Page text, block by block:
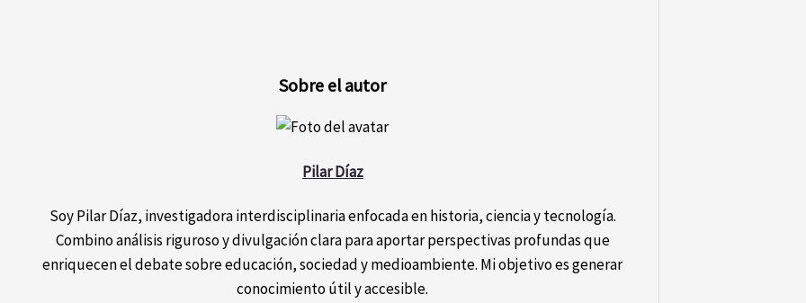
Sobre el autor
Pilar Díaz
Soy Pilar Díaz, investigadora interdisciplinaria enfocada en historia, ciencia y tecnología.
Combino análisis riguroso y divulgación clara para aportar perspectivas profundas que
enriquecen el debate sobre educación, sociedad y medioambiente. Mi objetivo es generar
conocimiento útil y accesible.